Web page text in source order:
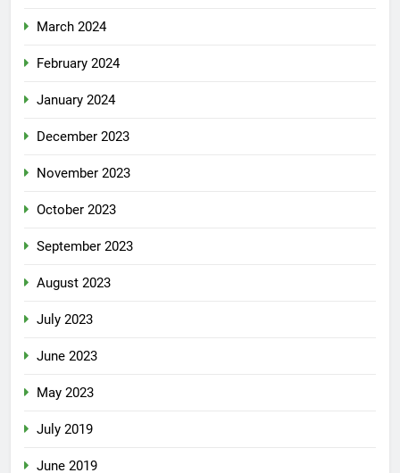
March 2024
February 2024
January 2024
December 2023
November 2023
October 2023
September 2023
August 2023
July 2023
June 2023
May 2023
July 2019
June 2019